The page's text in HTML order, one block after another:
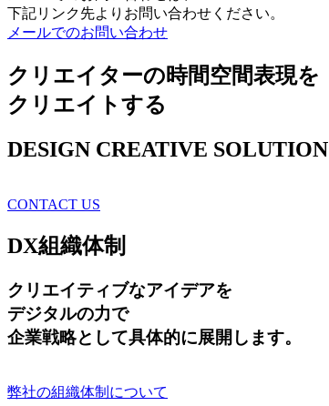
下記リンク先よりお問い合わせください。
メールでのお問い合わせ
クリエイターの時間空間表現を
クリエイトする
DESIGN CREATIVE SOLUTION
CONTACT US
DX組織体制
クリエイティブなアイデアを
デジタルの力で
企業戦略として具体的に展開します。
弊社の組織体制について